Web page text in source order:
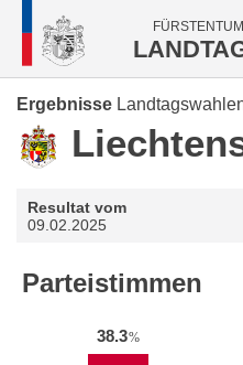
Ergebnisse
Resultat vom
09.02.2025
Parteistimmen
38.3%